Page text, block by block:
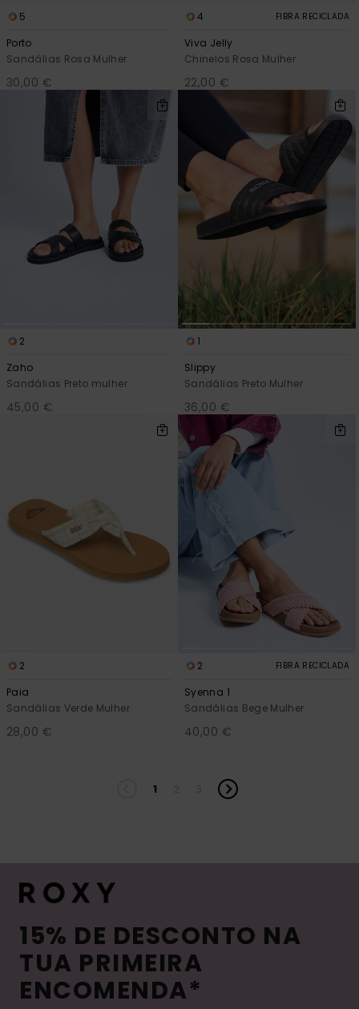
5
Porto
Sandálias Rosa Mulher
30,00 €
4 FIBRA RECICLADA
Viva Jelly
Chinelos Rosa Mulher
22,00 €
2
Zaho
Sandálias Preto mulher
45,00 €
1
Slippy
Sandálias Preto Mulher
36,00 €
2
Paia
Sandálias Verde Mulher
28,00 €
2 FIBRA RECICLADA
Syenna 1
Sandálias Bege Mulher
40,00 €
1
15% DE DESCONTO NA
TUA PRIMEIRA
ENCOMENDA*